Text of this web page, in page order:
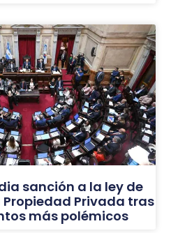
sanción a la ley de
Privada tras
más polémicos